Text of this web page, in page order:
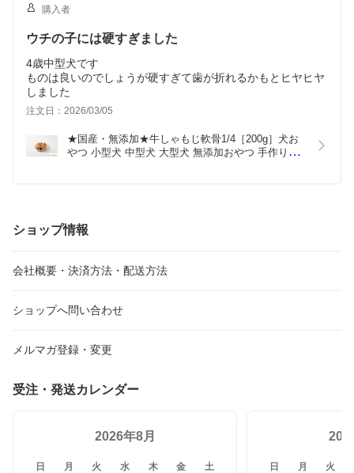
購入者
ウチの子には硬すぎました
4歳中型犬です
ものは良いのでしょうが硬すぎて歯が折れるかもとヒヤヒヤ
しました
注文日：2026/03/05
★国産・無添加★牛しゃもじ軟骨1/4［200g］犬お
やつ 小型犬 中型犬 大型犬 無添加おやつ 手作りお
ショップ情報
会社概要・決済方法・配送方法
ショップへ問い合わせ
メルマガ登録・変更
受注・発送カレンダー
2026年8月
日 月 火 水 木 金 土 日 月 火